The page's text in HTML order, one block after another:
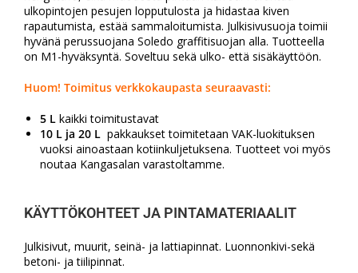
ulkopintojen pesujen lopputulosta ja hidastaa kiven
rapautumista, estää sammaloitumista. Julkisivusuoja toimii
hyvänä perussuojana Soledo graffitisuojan alla. Tuotteella
on M1-hyväksyntä. Soveltuu sekä ulko- että sisäkäyttöön.
Huom! Toimitus verkkokaupasta seuraavasti:
5 L kaikki toimitustavat
10 L ja 20 L pakkaukset toimitetaan VAK-luokituksen
vuoksi ainoastaan kotiinkuljetuksena. Tuotteet voi myös
noutaa Kangasalan varastoltamme.
KÄYTTÖKOHTEET JA PINTAMATERIAALIT
Julkisivut, muurit, seinä- ja lattiapinnat. Luonnonkivi-sekä
betoni- ja tiilipinnat.